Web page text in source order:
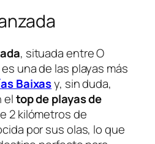
, situada entre O
una de las playas más
Baixasy, sin duda,
eltop de playas de
2 kilómetros de
por sus olas, lo que